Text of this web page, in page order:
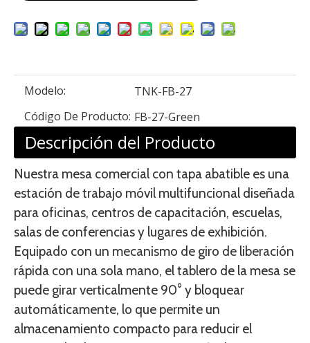
Modelo:
TNK-FB-27
Código De Producto: FB-27-Green
Descripción del Producto
Nuestra mesa comercial con tapa abatible es una
estación de trabajo móvil multifuncional diseñada
para oficinas, centros de capacitación, escuelas,
salas de conferencias y lugares de exhibición.
Equipado con un mecanismo de giro de liberación
rápida con una sola mano, el tablero de la mesa se
puede girar verticalmente 90° y bloquear
automáticamente, lo que permite un
almacenamiento compacto para reducir el